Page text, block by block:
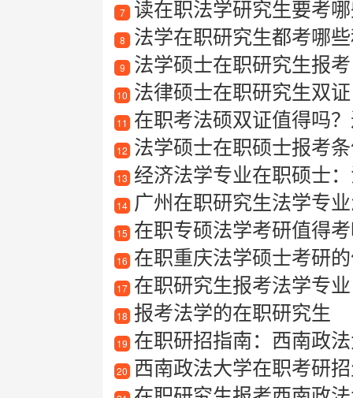
7 读在职法学研究生要考
8 法学在职研究生都考哪
9 法学硕士在职研究生报考
10 法律硕士在职研究生双证
11 在职考法硕双证值得吗？过
12 法学硕士在职硕士报考
13 经济法学专业在职硕士
14 广州在职研究生法学专
15 在职专硕法学考研值得
16 在职重庆法学硕士考研
17 在职研究生报考法学专业
18 报考法学的在职研究生
19 在职研招指南：西南政
20 西南政法大学在职考研招生信